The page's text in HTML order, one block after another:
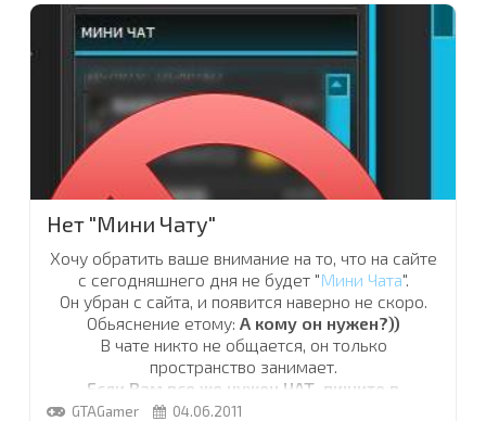
страницы" которая появляется слева, вверху
сайта, когда вы прокручиваете страницу. Она
создана по принципу такой же кнопки Вконтакте
и будет существовать для того что бы сайт был
более удобен пользователям.
Пока ето всё. Оставайтесь с нами.
...
Нет "Мини Чату"
Хочу обратить ваше внимание на то, что на сайте
с сегодняшнего дня не будет "Мини Чата".
Он убран с сайта, и появится наверно не скоро.
Обьяснение етому: А кому он нужен?))
В чате никто не общается, он только
пространство занимает.
Если Вам все же нужен ЧАТ, пишите в
комментарии к етой новости.
GTAGamer 04.06.2011